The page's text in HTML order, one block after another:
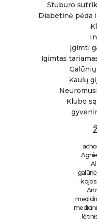
Stuburo
Diabetinė pėda
Įgimti
Įgimtas
Kaulų
Klubo